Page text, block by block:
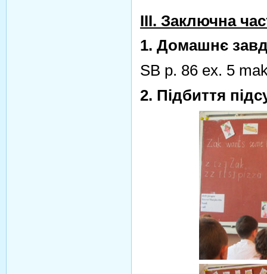
III. Заключна
1. Домашнє
SB p. 86 ex. 5
2. Підбиття